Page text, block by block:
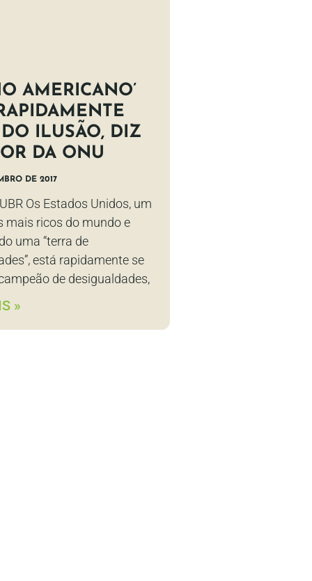
AMERICANO’
ILUSÃO, DIZ
DA ONU
DE 2017
Os Estados Unidos, um
mais ricos do mundo e
uma “terra de
está rapidamente se
de desigualdades,
»